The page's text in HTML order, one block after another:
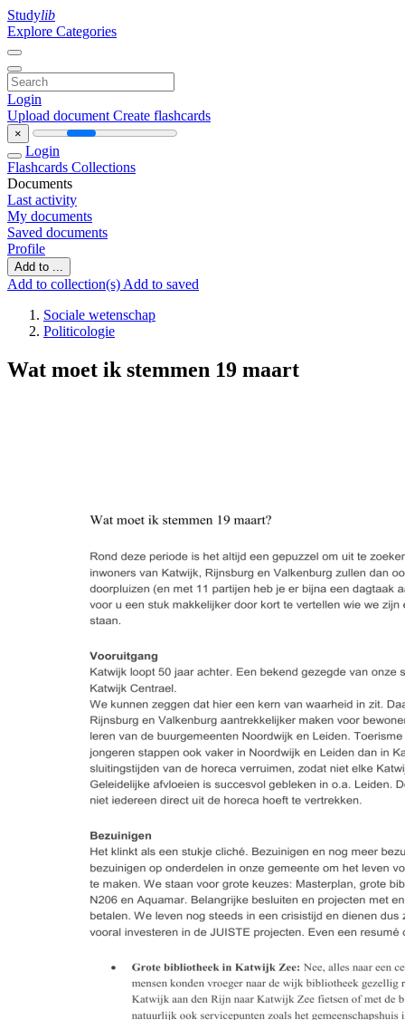
Studylib
Explore Categories
Login
Upload document Create flashcards
×
Login
Flashcards Collections
Documents
Last activity
My documents
Saved documents
Profile
Add to ...
Add to collection(s) Add to saved
Sociale wetenschap
Politicologie
Wat moet ik stemmen 19 maart